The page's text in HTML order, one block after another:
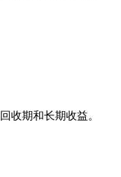
收期和长期收益。